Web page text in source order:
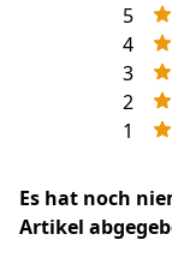
5
4
3
2
1
Es hat noch
Artikel